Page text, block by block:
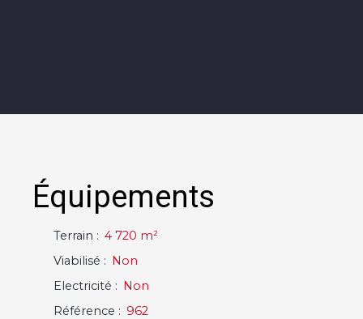
Équipements
Terrain : 4 720 m²
Viabilisé : Non
Electricité : Non
Référence : 962